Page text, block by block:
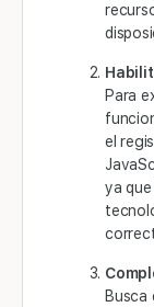
Para
el
ya
Busca